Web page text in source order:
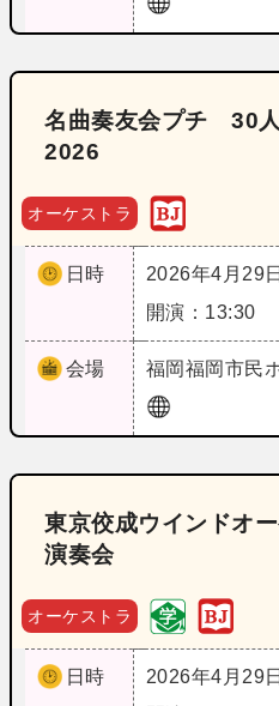
名曲奏友会プチ 30
2026
オーケストラ
日時
2026年4月29
開演：13:30
会場 福岡福岡市民
東京佼成ウインドオ
演奏会
オーケストラ
日時
2026年4月29